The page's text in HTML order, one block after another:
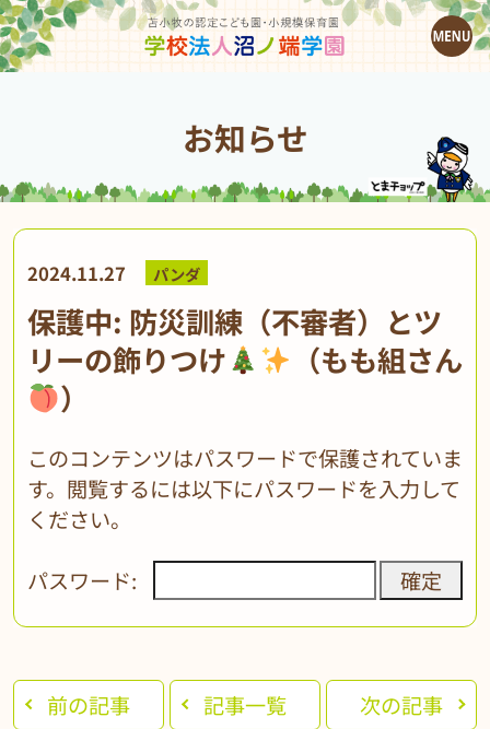
お知らせ
2024.11.27 パンダ
保護中: 防災訓練（不審者）とツ
リーの飾りつけ
（もも組さん
）
このコンテンツはパスワードで保護されていま
す。閲覧するには以下にパスワードを入力して
ください。
パスワード:
前の記事 記事一覧 次の記事